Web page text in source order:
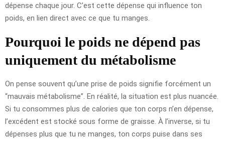
dépense chaque jour. C’est cette dépense qui influence ton
poids, en lien direct avec ce que tu manges.
Pourquoi le poids ne dépend pas
uniquement du métabolisme
On pense souvent qu’une prise de poids signifie forcément un
“mauvais métabolisme”. En réalité, la situation est plus nuancée.
Si tu consommes plus de calories que ton corps n’en dépense,
l’excédent est stocké sous forme de graisse. À l’inverse, si tu
dépenses plus que tu ne manges, ton corps puise dans ses